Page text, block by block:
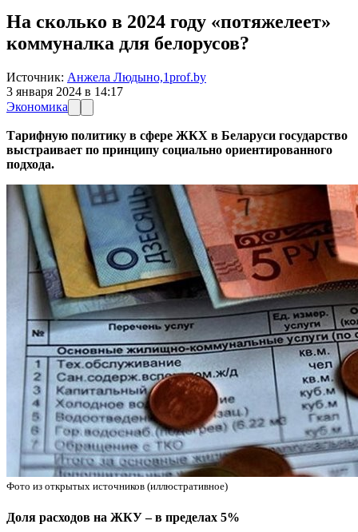
На сколько в 2024 году «потяжелеет»
коммуналка для белорусов?
Источник: Анжела Людыно,1prof.by
3 января 2024 в 14:17
Экономика
Тарифную политику в сфере ЖКХ в Беларуси государство
выстраивает по принципу социально ориентированного
подхода.
Фото из открытых источников (иллюстративное)
Доля расходов на ЖКУ – в пределах 5%